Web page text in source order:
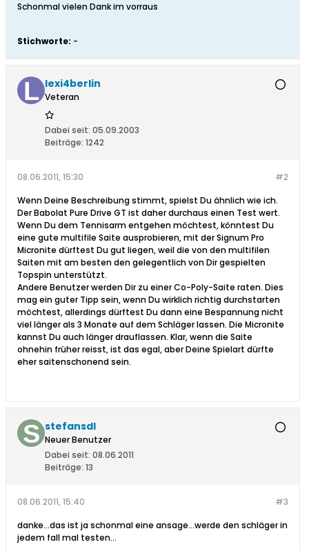
Schonmal vielen Dank im vorraus
Stichworte: -
lexi4berlin
Veteran
Dabei seit: 05.09.2003
Beiträge: 1242
#2
08.06.2011, 15:30
Wenn Deine Beschreibung stimmt, spielst Du ähnlich wie ich.
Der Babolat Pure Drive GT ist daher durchaus einen Test wert.
Wenn Du dem Tennisarm entgehen möchtest, könntest Du
eine gute multifile Saite ausprobieren, mit der Signum Pro
Micronite dürftest Du gut liegen, weil die von den multifilen
Saiten mit am besten den gelegentlich von Dir gespielten
Topspin unterstützt.
Andere Benutzer werden Dir zu einer Co-Poly-Saite raten. Dies
mag ein guter Tipp sein, wenn Du wirklich richtig durchstarten
möchtest, allerdings dürftest Du dann eine Bespannung nicht
viel länger als 3 Monate auf dem Schläger lassen. Die Micronite
kannst Du auch länger drauflassen. Klar, wenn die Saite
ohnehin früher reisst, ist das egal, aber Deine Spielart dürfte
eher saitenschonend sein.
stefansdl
Neuer Benutzer
Dabei seit: 08.06.2011
Beiträge: 13
#3
08.06.2011, 15:40
danke...das ist ja schonmal eine ansage...werde den schläger in
jedem fall mal testen...